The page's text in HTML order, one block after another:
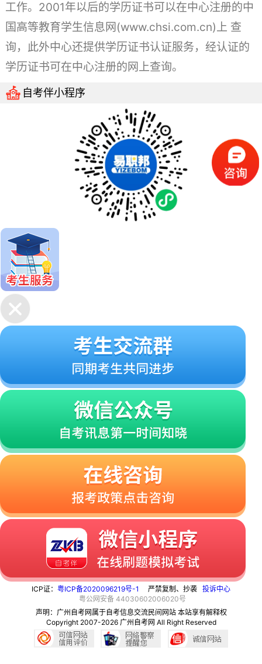
工作。2001年以后的学历证书可以在中心注册的中
国高等教育学生信息网(www.chsi.com.cn)上 查
询，此外中心还提供学历证书认证服务，经认证的
学历证书可在中心注册的网上查询。
 自考伴小程序
ICP证： 粤ICP备2020096219号-1 严禁复制、抄袭 投诉中心
粤公网安备 44030602006020号
声明：广州自考网属于自考信息交流民间网站 本站享有解释权
Copyright 2007-2026 广州自考网 All Right Reserved